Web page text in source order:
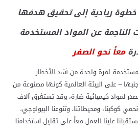
ريادية إلى تحقيق هدفها
الناجمة عن المواد المستخدمة
معاً نحو الصفر
لمرة واحدة من أشد الأخطار
– على البيئة العالمية كونها مصنوعة من
لمواد كيميائية ضارة، وقد تستغرق آلاف
كوكبنا، ومحيطاتنا، وتنوعنا البيولوجي،
علينا العمل معاً على تقليل استخدامنا